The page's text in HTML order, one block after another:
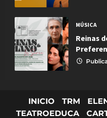
MÚSICA
Reinas
INICIO TRM
TEATROEDUCA